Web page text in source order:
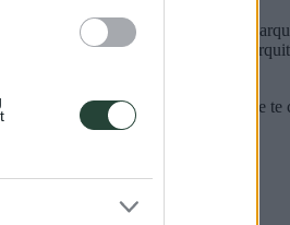
es que tiene un legado histórico y
el hogar de algunas de las obras
no tiene nada que ver con lo que te